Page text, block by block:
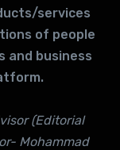
services
of people
and business
(Editorial
Mohammad